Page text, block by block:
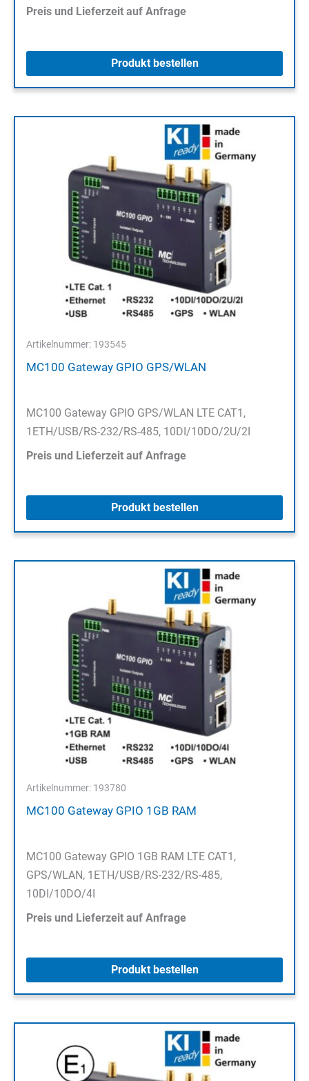
Preis und Lieferzeit auf Anfrage
Produkt bestellen
Artikelnummer: 193545
MC100 Gateway GPIO GPS/WLAN
MC100 Gateway GPIO GPS/WLAN LTE CAT1,
1ETH/USB/RS-232/RS-485, 10DI/10DO/2U/2I
Preis und Lieferzeit auf Anfrage
Produkt bestellen
Artikelnummer: 193780
MC100 Gateway GPIO 1GB RAM
MC100 Gateway GPIO 1GB RAM LTE CAT1,
GPS/WLAN, 1ETH/USB/RS-232/RS-485,
10DI/10DO/4I
Preis und Lieferzeit auf Anfrage
Produkt bestellen